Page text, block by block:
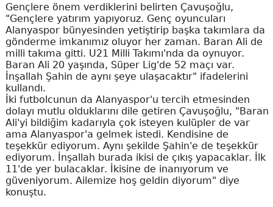
Gençlere önem verdiklerini belirten Çavuşoğlu,
"Gençlere yatırım yapıyoruz. Genç oyuncuları
Alanyaspor bünyesinden yetiştirip başka takımlara da
gönderme imkanımız oluyor her zaman. Baran Ali de
milli takıma gitti. U21 Milli Takımı'nda da oynuyor.
Baran Ali 20 yaşında, Süper Lig'de 52 maçı var.
İnşallah Şahin de aynı şeye ulaşacaktır" ifadelerini
kullandı.
İki futbolcunun da Alanyaspor'u tercih etmesinden
dolayı mutlu olduklarını dile getiren Çavuşoğlu, "Baran
Ali'yi bildiğim kadarıyla çok isteyen kulüpler de var
ama Alanyaspor'a gelmek istedi. Kendisine de
teşekkür ediyorum. Aynı şekilde Şahin'e de teşekkür
ediyorum. İnşallah burada ikisi de çıkış yapacaklar. İlk
11'de yer bulacaklar. İkisine de inanıyorum ve
güveniyorum. Ailemize hoş geldin diyorum" diye
konuştu.